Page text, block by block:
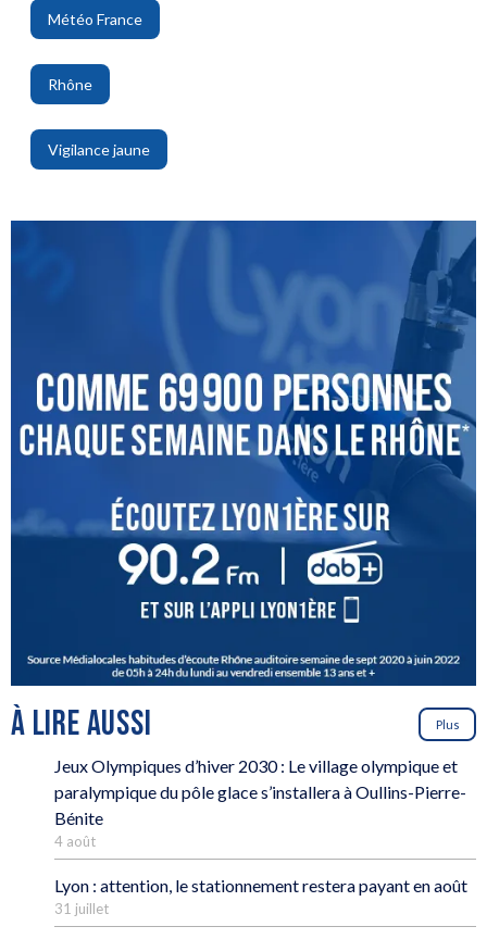
Météo France
,
Rhône
,
Vigilance jaune
À LIRE AUSSI Plus
Jeux Olympiques d’hiver 2030 : Le village olympique et
paralympique du pôle glace s’installera à Oullins-Pierre-
Bénite
4 août
Lyon : attention, le stationnement restera payant en août
31 juillet